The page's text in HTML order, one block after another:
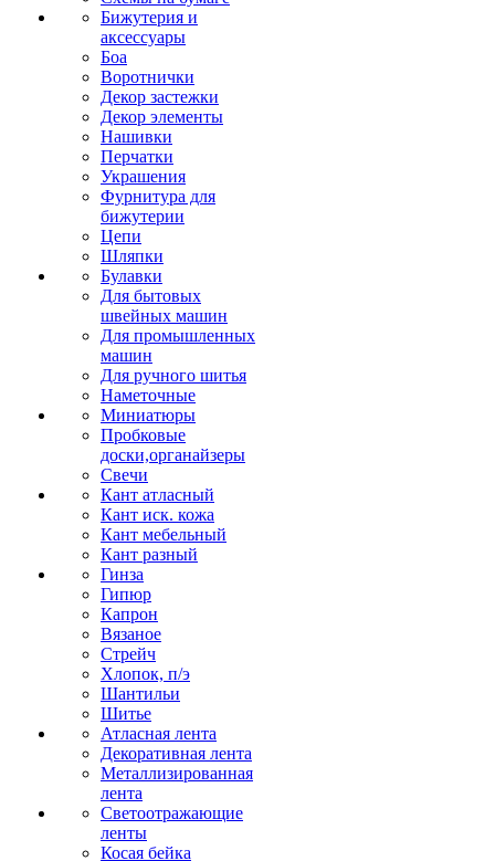
Бижутерия и
аксессуары
Боа
Воротнички
Декор застежки
Декор элементы
Нашивки
Перчатки
Украшения
Фурнитура для
бижутерии
Цепи
Шляпки
Булавки
Для бытовых
швейных машин
Для промышленных
машин
Для ручного шитья
Наметочные
Миниатюры
Пробковые
доски,органайзеры
Свечи
Кант атласный
Кант иск. кожа
Кант мебельный
Кант разный
Гинза
Гипюр
Капрон
Вязаное
Стрейч
Хлопок, п/э
Шантильи
Шитье
Атласная лента
Декоративная лента
Металлизированная
лента
Светоотражающие
ленты
Косая бейка